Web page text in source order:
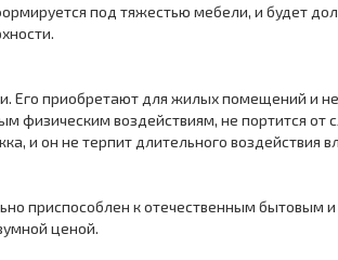
под тяжестью мебели, и будет
Его приобретают для жилых помещений и
физическим воздействиям, не портится
и он не терпит длительного воздействия
приспособлен к отечественным бытовым
ценой.